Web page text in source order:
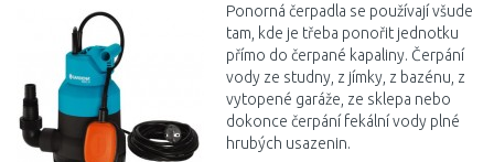
Ponorná čerpadla se používají všude
tam, kde je třeba ponořit jednotku
přímo do čerpané kapaliny. Čerpání
vody ze studny, z jímky, z bazénu, z
vytopené garáže, ze sklepa nebo
dokonce čerpání fekální vody plné
hrubých usazenin.